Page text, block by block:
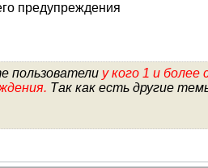
предупреждения
пользователи у кого 1 и более
Так как есть другие